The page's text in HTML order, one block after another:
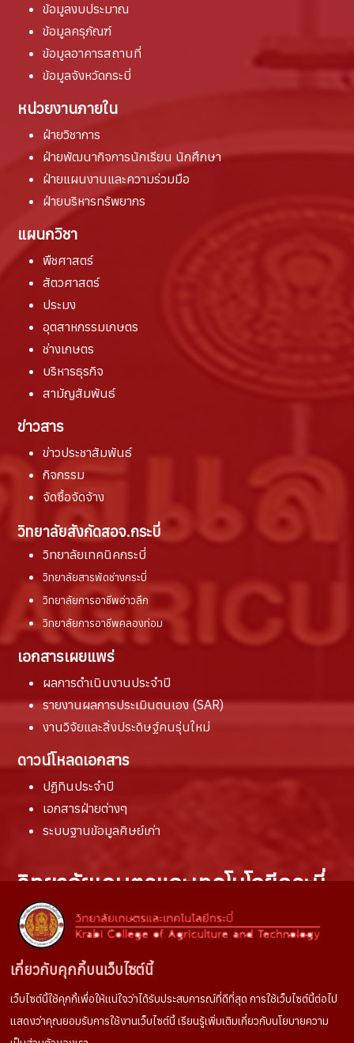
เกี่ยวกับคุกกี้บนเว็บไซต์นี้
เว็บไซต์นี้ใช้คุกกี้เพื่อให้แน่ใจว่าได้รับประสบการณ์ที่ดีที่สุด การใช้เว็บไซต์นี้ต่อไป
แสดงว่าคุณยอมรับการใช้งานเว็บไซต์นี้ เรียนรู้เพิ่มเติมเกี่ยวกับนโยบายความ
ข้อมูลงบประมาณ
ข้อมูลครุภัณฑ์
ข้อมูลอาคารสถานที่
ข้อมูลจังหวัดกระบี่
หน่วยงานภายใน
ฝ่ายวิชาการ
ฝ่ายพัฒนากิจการนักเรียน นักศึกษา
ฝ่ายแผนงานและความร่วมมือ
ฝ่ายบริหารทรัพยากร
แผนกวิชา
พืชศาสตร์
สัตวศาสตร์
ประมง
อุตสาหกรรมเกษตร
ช่างเกษตร
บริหารธุรกิจ
สามัญสัมพันธ์
ข่าวสาร
ข่าวประชาสัมพันธ์
กิจกรรม
จัดซื้อจัดจ้าง
วิทยาลัยสังกัดสอจ.กระบี่
วิทยาลัยเทคนิคกระบี่
วิทยาลัยสารพัดช่างกระบี่
วิทยาลัยการอาชีพอ่าวลึก
วิทยาลัยการอาชีพคลองท่อม
เอกสารเผยแพร่
ผลการดำเนินงานประจำปี
รายงานผลการประเมินตนเอง (SAR)
งานวิจัยและสิ่งประดิษฐ์คนรุ่นใหม่
ดาวน์โหลดเอกสาร
ปฏิทินประจำปี
เอกสารฝ่ายต่างๆ
ระบบฐานข้อมูลศิษย์เก่า
วิทยาลัยเกษตรและเทคโนโลยีกระบี่
สถานที่ติดต่อ :
100 หมู่ที่ 6 ตำบลห้วยยูง
อำเภอเหนือคลอง จังหวัดกระบี่
ช่องทางการติดต่อ :
Tel. 075666022